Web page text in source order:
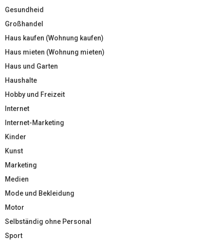
Gesundheid
Großhandel
Haus kaufen (Wohnung kaufen)
Haus mieten (Wohnung mieten)
Haus und Garten
Haushalte
Hobby und Freizeit
Internet
Internet-Marketing
Kinder
Kunst
Marketing
Medien
Mode und Bekleidung
Motor
Selbständig ohne Personal
Sport